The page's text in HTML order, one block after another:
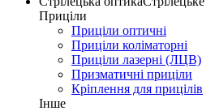
Приціли
Приціли оптичні
Приціли коліматорні
Приціли лазерні (ЛЦВ)
Призматичні приціли
Кріплення для прицілів
Інше